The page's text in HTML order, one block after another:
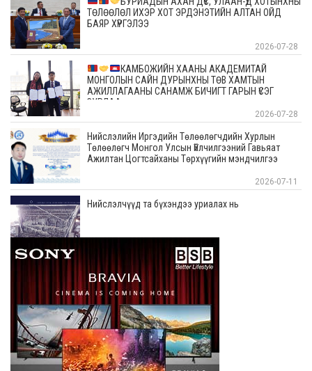
ТӨЛӨӨЛӨЛ ИХЭР ХОТ ЭРДЭНЭТИЙН АЛТАН ОЙД
БАЯР ХҮРГЭЛЭЭ
2026-07-28
КАМБОЖИЙН ХААНЫ АКАДЕМИТАЙ
МОНГОЛЫН САЙН ДУРЫНХНЫ ТӨВ ХАМТЫН
АЖИЛЛАГААНЫ САНАМЖ БИЧИГТ ГАРЫН ҮСЭГ
ЗУРЛАА
2026-07-28
Нийслэлийн Иргэдийн Төлөөлөгчдийн Хурлын
Төлөөлөгч Монгол Улсын Үйлчилгээний Гавьяат
Ажилтан Цогтсайханы Төрхүүгийн мэндчилгээ
2026-07-11
Нийслэлчүүд та бүхэндээ уриалах нь
Бид бүхэн хотоо цэвэрхэн байлгах, дадал суулгах
ажлуудыг жилдээ 5-6 удаа тогтмол зохион
байгуулж байна
Төв цэвэрлэх байгууламж дээр ирж байгаа
бохирдлын хэмжээг ерөөсөө ярихгүй байна